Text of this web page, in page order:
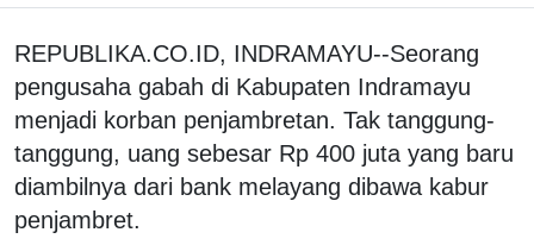
REPUBLIKA.CO.ID, INDRAMAYU--Seorang
pengusaha gabah di Kabupaten Indramayu
menjadi korban penjambretan. Tak tanggung-
tanggung, uang sebesar Rp 400 juta yang baru
diambilnya dari bank melayang dibawa kabur
penjambret.